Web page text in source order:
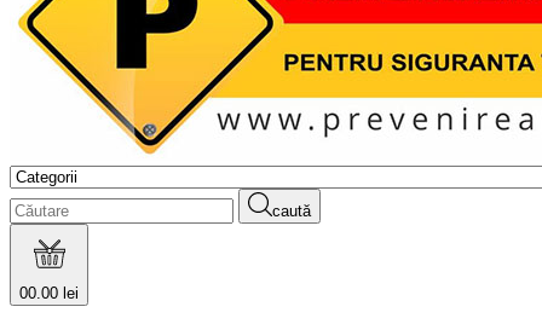
caută
00.00 lei